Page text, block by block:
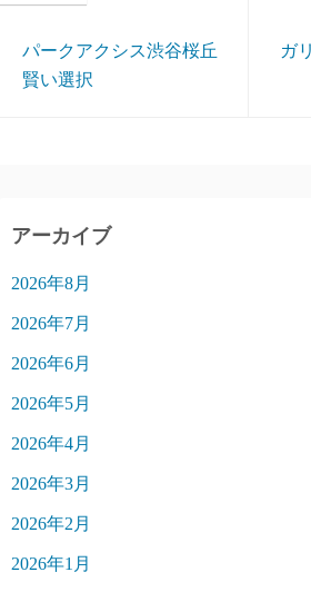
パークアクシス渋谷桜丘
賢い選択
ガ
アーカイブ
2026年8月
2026年7月
2026年6月
2026年5月
2026年4月
2026年3月
2026年2月
2026年1月